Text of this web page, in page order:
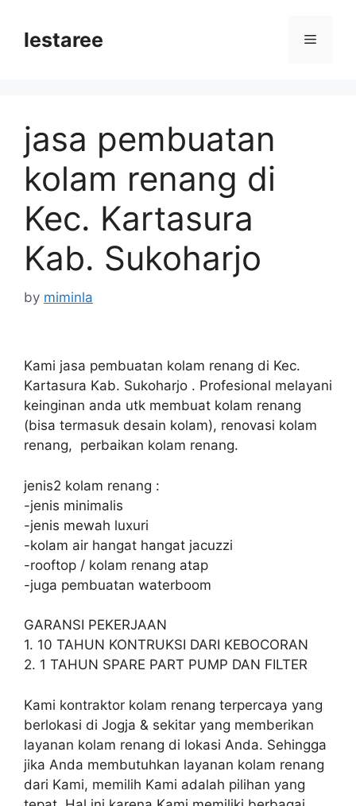
contentlestaree Menu
jasa pembuatan
kolam renang di
Kec. Kartasura
Kab. Sukoharjo
by miminla
Kami jasa pembuatan kolam renang di Kec.
Kartasura Kab. Sukoharjo . Profesional melayani
keinginan anda utk membuat kolam renang
(bisa termasuk desain kolam), renovasi kolam
renang, perbaikan kolam renang.
jenis2 kolam renang :
-jenis minimalis
-jenis mewah luxuri
-kolam air hangat hangat jacuzzi
-rooftop / kolam renang atap
-juga pembuatan waterboom
GARANSI PEKERJAAN
1. 10 TAHUN KONTRUKSI DARI KEBOCORAN
2. 1 TAHUN SPARE PART PUMP DAN FILTER
Kami kontraktor kolam renang terpercaya yang
berlokasi di Jogja & sekitar yang memberikan
layanan kolam renang di lokasi Anda. Sehingga
jika Anda membutuhkan layanan kolam renang
dari Kami, memilih Kami adalah pilihan yang